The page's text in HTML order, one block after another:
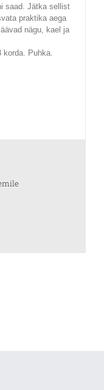
saad. Jätka sellist
praktika aega
nägu, kael ja
Puhka.